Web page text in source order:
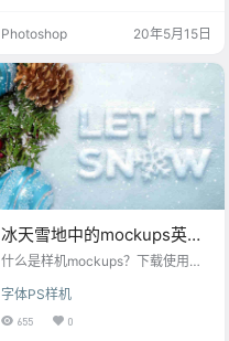
是我们精心筛选，助你打造炫酷文
足设计师对mockups样机素材的各
种需求。
Photoshop 20年5月15日
冰天雪地中的mockups英文
字样机模版
什么是样机mockups？下载使用这
机模版，快速生成提高你的工作效
率，每一个样机素材高清可印刷，
字体PS样机
655 0